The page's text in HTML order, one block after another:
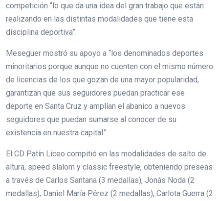
competición “lo que da una idea del gran trabajo que están
realizando en las distintas modalidades que tiene esta
disciplina deportiva”.
Meseguer mostró su apoyo a “los denominados deportes
minoritarios porque aunque no cuenten con el mismo número
de licencias de los que gozan de una mayor popularidad,
garantizan que sus seguidores puedan practicar ese
deporte en Santa Cruz y amplían el abanico a nuevos
seguidores que puedan sumarse al conocer de su
existencia en nuestra capital”.
El CD Patín Liceo compitió en las modalidades de salto de
altura, speed slalom y classic freestyle, obteniendo preseas
a través de Carlos Santana (3 medallas), Jonás Noda (2
medallas), Daniel María Pérez (2 medallas), Carlota Guerra (2